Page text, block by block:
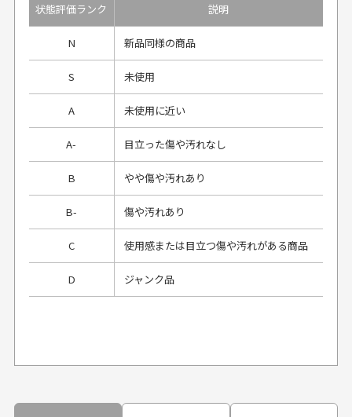
状態評価ランク 説明
N 新品同様の商品
S 未使用
A 未使用に近い
A- 目立った傷や汚れなし
B やや傷や汚れあり
B- 傷や汚れあり
C 使用感または目立つ傷や汚れがある商品
D ジャンク品